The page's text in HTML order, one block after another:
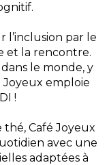
l’inclusion par le
et la rencontre.
le monde, y
Joyeux emploie
!
Café Joyeux
avec une
adaptées à